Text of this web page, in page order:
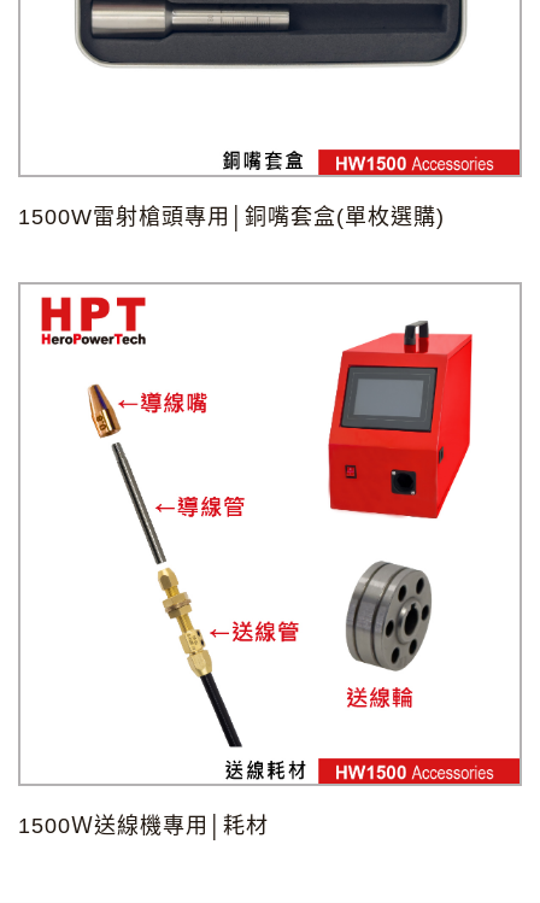
1500W雷射槍頭專用│銅嘴套盒(單枚選購)
1500Ｗ送線機專用│耗材